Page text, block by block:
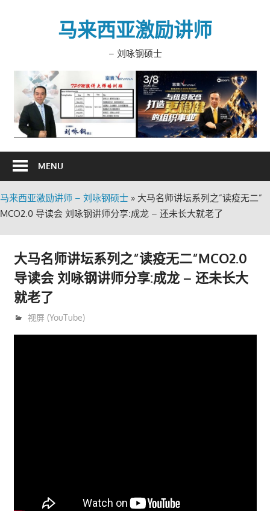
马来西亚激励讲师
– 刘咏钢硕士
MENU
马来西亚激励讲师 – 刘咏钢硕士 » 大马名师讲坛系列之”读疫无二”
MCO2.0 导读会 刘咏钢讲师分享:成龙 – 还未长大就老了
大马名师讲坛系列之”读疫无二”MCO2.0
导读会 刘咏钢讲师分享:成龙 – 还未长大
就老了
1月 14, 2021
trainer
视屏 (YouTube)